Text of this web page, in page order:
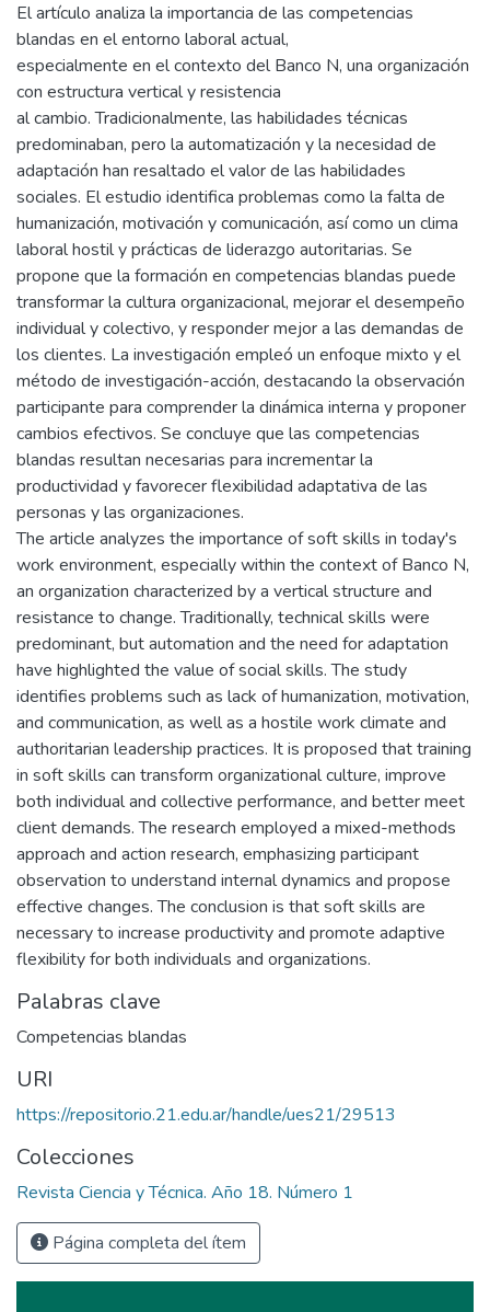
El artículo analiza la importancia de las competencias
blandas en el entorno laboral actual,
especialmente en el contexto del Banco N, una organización
con estructura vertical y resistencia
al cambio. Tradicionalmente, las habilidades técnicas
predominaban, pero la automatización y la necesidad de
adaptación han resaltado el valor de las habilidades
sociales. El estudio identifica problemas como la falta de
humanización, motivación y comunicación, así como un clima
laboral hostil y prácticas de liderazgo autoritarias. Se
propone que la formación en competencias blandas puede
transformar la cultura organizacional, mejorar el desempeño
individual y colectivo, y responder mejor a las demandas de
los clientes. La investigación empleó un enfoque mixto y el
método de investigación-acción, destacando la observación
participante para comprender la dinámica interna y proponer
cambios efectivos. Se concluye que las competencias
blandas resultan necesarias para incrementar la
productividad y favorecer flexibilidad adaptativa de las
personas y las organizaciones.
The article analyzes the importance of soft skills in today's
work environment, especially within the context of Banco N,
an organization characterized by a vertical structure and
resistance to change. Traditionally, technical skills were
predominant, but automation and the need for adaptation
have highlighted the value of social skills. The study
identifies problems such as lack of humanization, motivation,
and communication, as well as a hostile work climate and
authoritarian leadership practices. It is proposed that training
in soft skills can transform organizational culture, improve
both individual and collective performance, and better meet
client demands. The research employed a mixed-methods
approach and action research, emphasizing participant
observation to understand internal dynamics and propose
effective changes. The conclusion is that soft skills are
necessary to increase productivity and promote adaptive
flexibility for both individuals and organizations.
Palabras clave
Competencias blandas
URI
https://repositorio.21.edu.ar/handle/ues21/29513
Colecciones
Revista Ciencia y Técnica. Año 18. Número 1
Página completa del ítem